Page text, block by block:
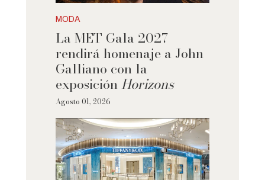
MODA
La MET Gala 2027
rendirá homenaje a John
Galliano con la
exposición Horizons
Agosto 01, 2026